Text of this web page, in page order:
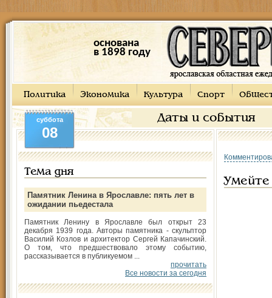
основана
в 1898 году
Политика Экономика Культура Спорт
Даты и события
суббота
08
Тема дня
Памятник Ленина в Ярославле: пять лет в
ожидании пьедестала
Памятник Ленину в Ярославле был открыт 23
декабря 1939 года. Авторы памятника - скульптор
Василий Козлов и архитектор Сергей Капачинский.
О том, что предшествовало этому событию,
рассказывается в публикуемом ...
прочитать
Все новости за сегодня
Умейте